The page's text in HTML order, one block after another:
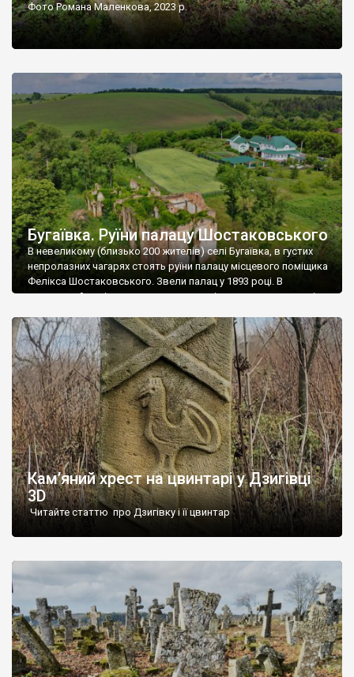
Фото Романа Маленкова, 2023 р.
Бугаївка. Руїни палацу Шостаковського
В невеликому (близько 200 жителів) селі Бугаївка, в густих
непролазних чагарях стоять руїни палацу місцевого поміщика
Фелікса Шостаковського. Звели палац у 1893 році. В
радянський період у ньому спочатку містилася школа, потім
століття тут розмістили туберкульозну лікарню. Коли із
палацу виїхала лікарня – ми точно не […]
Кам’яний хрест на цвинтарі у Дзигівці
3D
Читайте статтю про Дзигівку і її цвинтар